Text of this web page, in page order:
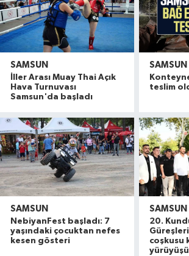
SAMSUN
İller Arası Muay Thai Açık
Hava Turnuvası
Samsun'da başladı
SAMSUN
teslim
SAMSUN
NebiyanFest başladı: 7
yaşındaki çocuktan nefes
kesen gösteri
SAMSUN
20.
coşkusu